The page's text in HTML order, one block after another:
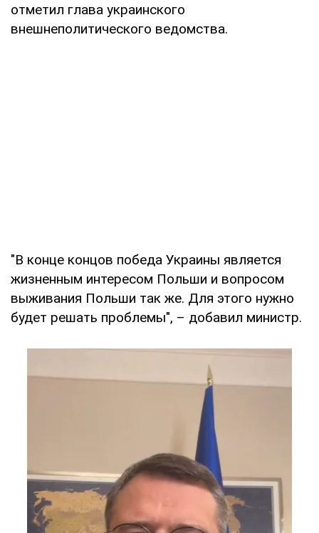
отметил глава украинского
внешнеполитического ведомства.
"В конце концов победа Украины является
жизненным интересом Польши и вопросом
выживания Польши так же. Для этого нужно
будет решать проблемы", – добавил министр.